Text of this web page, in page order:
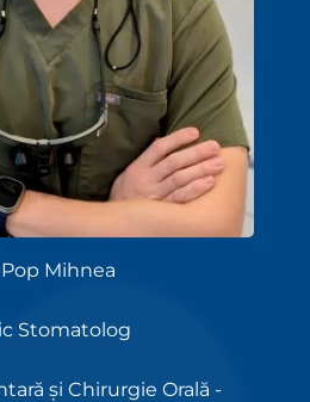
Pop Mihnea
Stomatolog
și Chirurgie Orală -